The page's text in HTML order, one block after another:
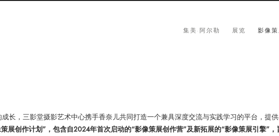
集美·阿尔勒 展览 影像
长，三影堂摄影艺术中心携手香奈儿共同打造一个兼具深度交流与实践学习的平台，提供
展创作计划”，包含自2024年首次启动的“影像策展创作营”及新拓展的“影像策展引擎”